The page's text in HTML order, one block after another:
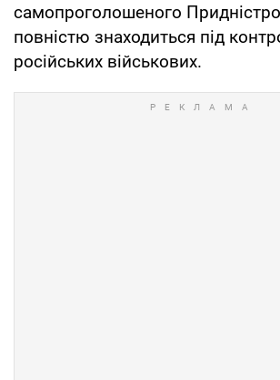
самопроголошеного
повністю знаходиться під
російських військових.